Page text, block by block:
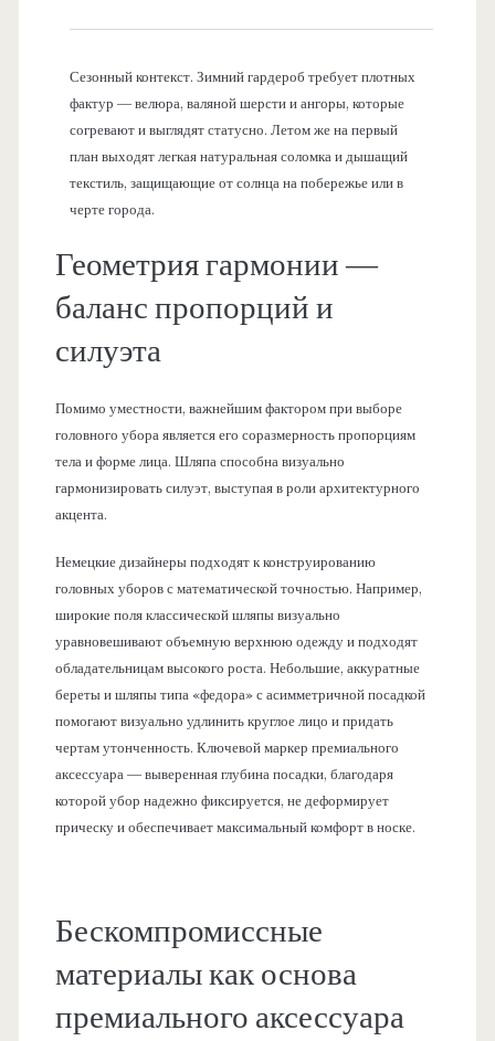
Сезонный контекст. Зимний гардероб требует плотных
фактур — велюра, валяной шерсти и ангоры, которые
согревают и выглядят статусно. Летом же на первый
план выходят легкая натуральная соломка и дышащий
текстиль, защищающие от солнца на побережье или в
черте города.
Геометрия гармонии —
баланс пропорций и
силуэта
Помимо уместности, важнейшим фактором при выборе
головного убора является его соразмерность пропорциям
тела и форме лица. Шляпа способна визуально
гармонизировать силуэт, выступая в роли архитектурного
акцента.
Немецкие дизайнеры подходят к конструированию
головных уборов с математической точностью. Например,
широкие поля классической шляпы визуально
уравновешивают объемную верхнюю одежду и подходят
обладательницам высокого роста. Небольшие, аккуратные
береты и шляпы типа «федора» с асимметричной посадкой
помогают визуально удлинить круглое лицо и придать
чертам утонченность. Ключевой маркер премиального
аксессуара — выверенная глубина посадки, благодаря
которой убор надежно фиксируется, не деформирует
прическу и обеспечивает максимальный комфорт в носке.
Бескомпромиссные
материалы как основа
премиального аксессуара